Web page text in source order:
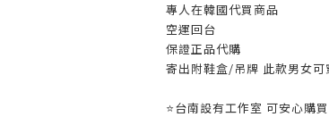
專人在韓國代買商品
空運回台
保證正品代購
寄出附鞋盒/吊牌 此款男女可
⭐️台南設有工作室 可安心購買